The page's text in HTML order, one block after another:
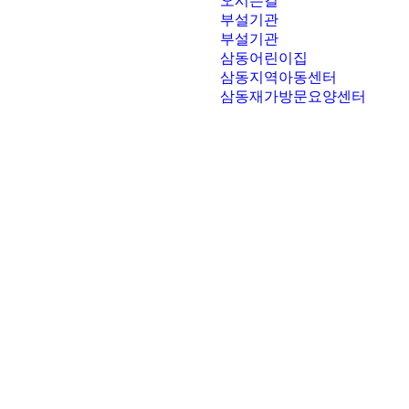
부설기관
부설기관
삼동어린이집
삼동지역아동센터
삼동재가방문요양센터